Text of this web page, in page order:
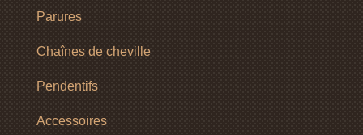
Parures
Chaînes de cheville
Pendentifs
Accessoires